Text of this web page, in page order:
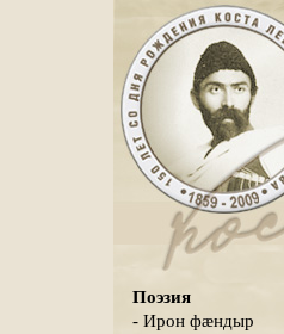
Поэзия
- Ирон фæндыр